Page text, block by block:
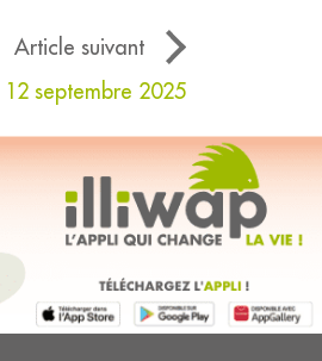
Article suivant
septembre 2025